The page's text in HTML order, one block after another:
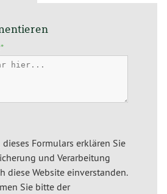
*
Formulars erklären Sie
und Verarbeitung
diese Website einverstanden.
Sie bitte der